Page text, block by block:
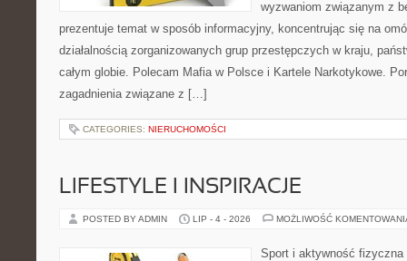
wyzwaniom związanym z
prezentuje temat w sposób informacyjny, koncentrując się na
działalnością zorganizowanych grup przestępczych w kraju,
całym globie. Polecam Mafia w Polsce i Kartele Narkotykowe.
zagadnienia związane z […]
CATEGORIES: NIERUCHOMOŚCI
LIFESTYLE I INSPIRACJE
POSTED BY ADMIN LIP - 4 - 2026 MOŻLIWOŚĆ
Sport i aktywność